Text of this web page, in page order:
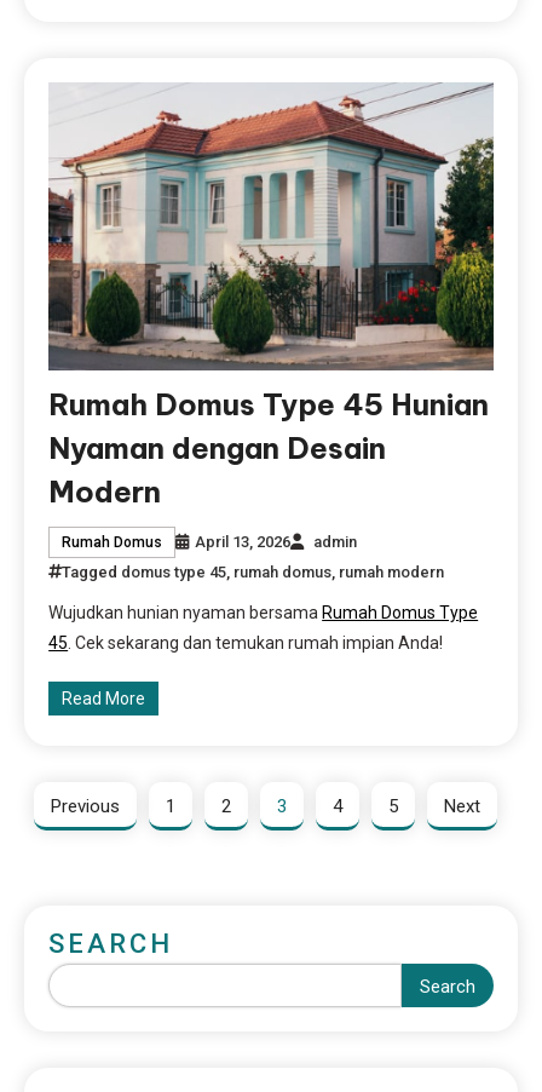
Rumah Domus Type 45 Hunian
Nyaman dengan Desain
Modern
Rumah Domus April 13, 2026
admin
Tagged domus type 45, rumah domus, rumah modern
Wujudkan hunian nyaman bersama Rumah Domus Type
45 . Cek sekarang dan temukan rumah impian Anda!
Read More
Previous 1 2 3 4 5 Next
SEARCH
Search